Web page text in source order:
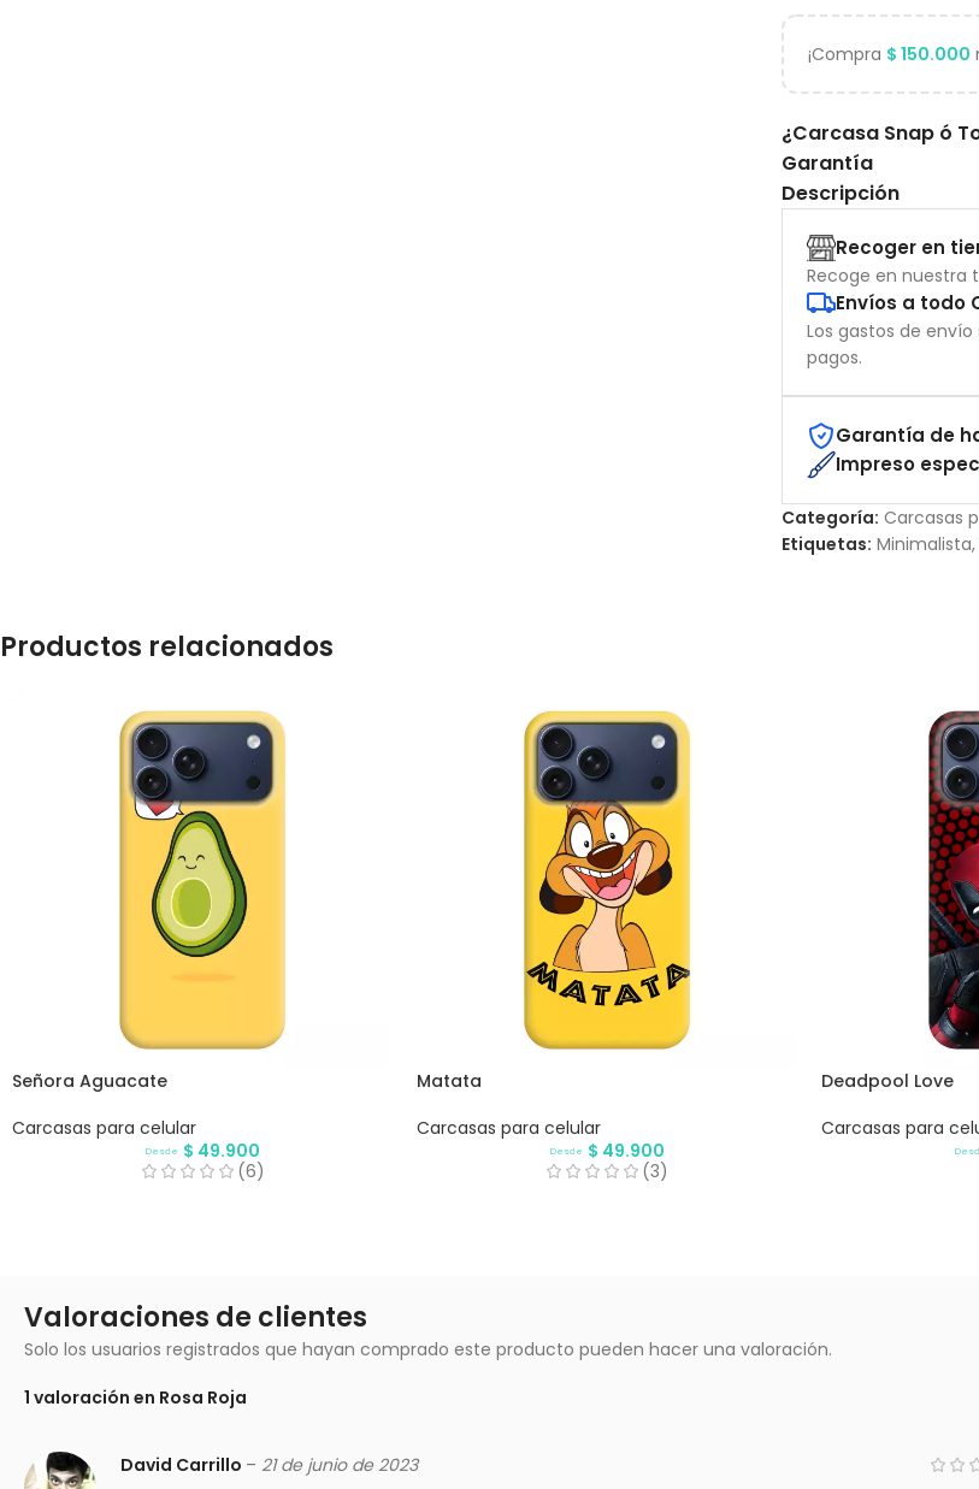
¡Compra $ 150.000
¿Carcasa Snap ó
Garantía
Descripción
Recoger en
Recoge en nuestra
Envíos a todo
Los gastos de
pagos.
Garantía de
Impreso
Categoría: Carcasas
Etiquetas: Minimalista,
Productos relacionados
Señora Aguacate
Carcasas para celular
Desde $ 49.900
(6)
Matata
Carcasas para celular
Desde $ 49.900
(3)
Deadpool Love
Carcasas para
Valoraciones de clientes
1 valoración en Rosa Roja
David Carrillo – 21 de junio de 2023
Solo los usuarios registrados que hayan comprado este producto pueden hacer una valoración.